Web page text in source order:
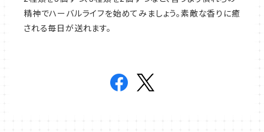
精神でハーバルライフを始めてみましょう。素敵な香りに癒
される毎日が送れます。